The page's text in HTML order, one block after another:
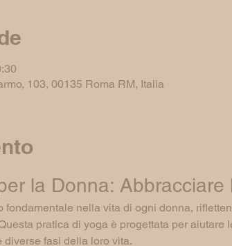
103, 00135 Roma RM, Italia
la Donna: Abbracciare
fondamentale nella vita di ogni donna,
pratica di yoga è progettata per
diverse fasi della loro vita.